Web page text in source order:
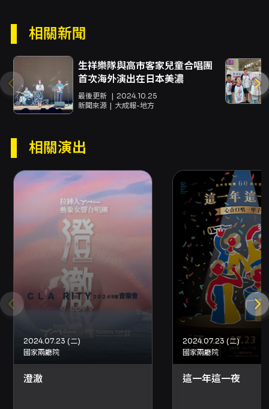
入場與演出相關注意事項： - 入場時間：演出前
30分鐘開放入場，請提早到場完成票券驗證與入
出中同步錄影，入場即視為同意可能出現在錄影
畫面中。 票務與購票方式： - 售票平台：本場次
於 OPENTIX 平台販售，並提供電子票。主辦方
同時提供分銷點與超商通路取票／購票服務。 -
入 OPENTIX 會員）。若節目折扣方案註明需使
結算時間 23:30-00:00 期間暫停部分線上服
務，請留意交易時間。 - 超商購買：7-ELEVEN
ibon、全家 FamiPort、萊爾富 Life-ET 提供現
金購票（採電腦自動選位，每筆訂單至多可訂購
／領取 8 張票券，每張票券須於超商支付 10 元
手續費）。若節目含輪椅席、陪同席、優惠套票
或有限張數折扣，可能無法於超商購買，請以購
票頁面說明為準。 - 分銷點與國內郵寄：分銷點
取票與國內郵寄（另收 50 元郵資）亦可選擇，
實際取票方式請依結帳頁面顯示為準。為維護觀
賞權益，請儘早完成取票程序。 折扣資訊： - 身
心障礙人士及陪同者 1 名購票可享 5 折優待；入
場時應出示身心障礙手冊，陪同者需與身障者同
時入場以享折扣。 退換票與注意事項： - 退票期
限：最遲須在演出日 10 日前（不含演出日）辦
退票期限為 6/19。請務必於期限內提出申請。 -
相關新聞
生祥樂隊與高市客家兒童合唱團
首次海外演出在日本美濃
最後更新
2024.10.25
新聞來源
大成報-地方
相關演出
2024.07.23 (二)
國家兩廳院
澄澈
2024.07.23 (二)
國家兩廳院
這一年這一夜